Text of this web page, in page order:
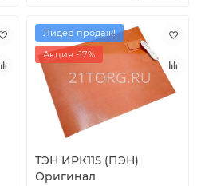
Лидер продаж!
Акция -17%
ТЭН ИРК115 (ПЭН)
Оригинал